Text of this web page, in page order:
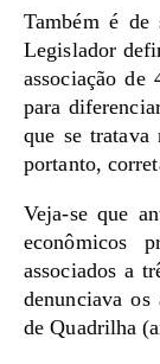
Também é
Legislador
associação de
para
que se tratava
portanto,
Veja-se que
econômicos
associados a
denunciava
de Quadrilha